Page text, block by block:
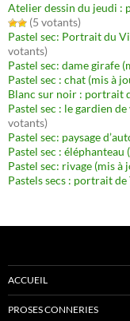
Atelier dessin du jeudi :
(5 votants)
Pastel sec: Portrait du
votants)
Pastel sec: dame girafe
Pastel sec : chat (mis à
Blanc sur noir : portrait
Pastel sec : le gardien
votants)
Pastel sec: paysage
Pastel sec :
Pastel sec: rivage (mis à
Pastels secs : portrait
ACCUEIL
PROSES CONNERIES